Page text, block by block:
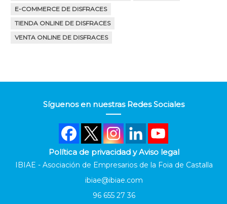
E-COMMERCE DE DISFRACES
TIENDA ONLINE DE DISFRACES
VENTA ONLINE DE DISFRACES
Síguenos en nuestras Redes Sociales
Política de privacidad y Aviso legal
IBIAE - Asociación de Empresarios de la Foia de Castalla
ibiae@ibiae.com
96 655 27 36